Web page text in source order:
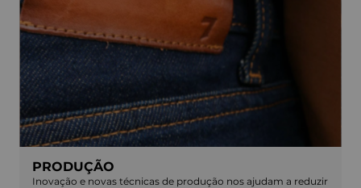
PRODUÇÃO
Inovação e novas técnicas de produção nos ajudam a reduzir